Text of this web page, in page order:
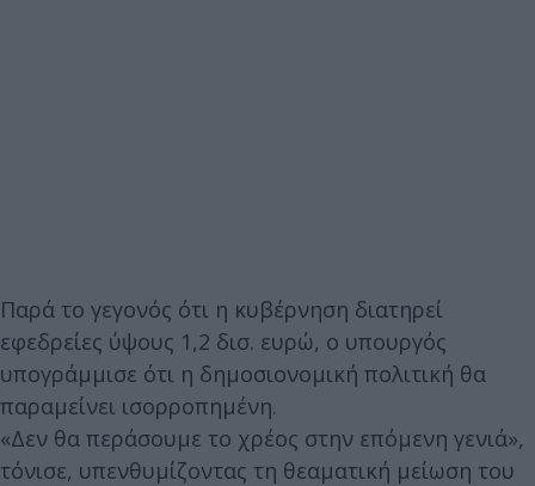
Παρά το γεγονός ότι η κυβέρνηση διατηρεί
εφεδρείες ύψους 1,2 δισ. ευρώ, ο υπουργός
υπογράμμισε ότι η δημοσιονομική πολιτική θα
παραμείνει ισορροπημένη.
«Δεν θα περάσουμε το χρέος στην επόμενη γενιά»,
τόνισε, υπενθυμίζοντας τη θεαματική μείωση του